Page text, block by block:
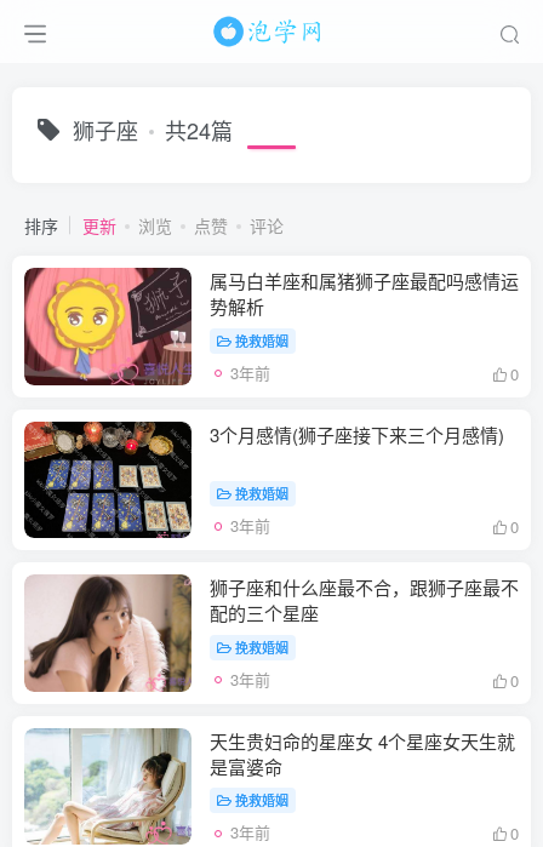
狮子座 共24篇
排序 更新 浏览 点赞 评论
属马白羊座和属猪狮子座最配吗感情运
势解析
挽救婚姻
3年前 0
3个月感情(狮子座接下来三个月感情)
挽救婚姻
3年前 0
狮子座和什么座最不合，跟狮子座最不
配的三个星座
挽救婚姻
3年前 0
天生贵妇命的星座女 4个星座女天生就
是富婆命
挽救婚姻
3年前 0